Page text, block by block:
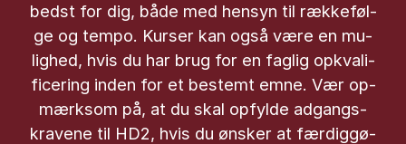
bedst for dig, både med hen­syn til ræk­ke­føl­
ge og tem­po. Kur­ser kan også være en mu­
lig­hed, hvis du har brug for en fag­lig opkva­li­
fi­ce­ring in­den for et be­stemt emne. Vær op­
mærk­som på, at du skal op­fyl­de ad­gangs­
kra­ve­ne til HD2, hvis du øn­sker at fær­dig­gø­